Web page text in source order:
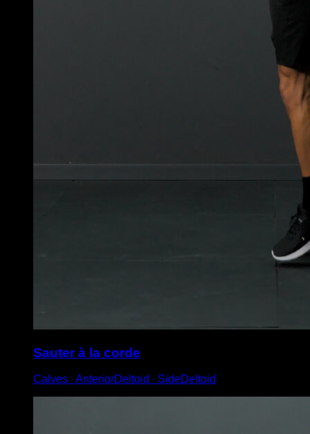
Sauter à la corde
Calves ∙ AnteriorDeltoid ∙ SideDeltoid